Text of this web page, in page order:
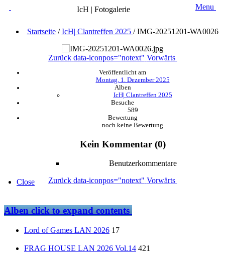
IcH | Fotogalerie Menu
Startseite/IcH| Clantreffen 2025 /IMG-20251201-WA0026
Zurück data-iconpos="notext" Vorwärts
Veröffentlicht am
Montag, 1. Dezember 2025
Alben
IcH| Clantreffen 2025
Besuche
589
Bewertung
noch keine Bewertung
Kein Kommentar (0)
Benutzerkommentare
Zurück data-iconpos="notext" Vorwärts
Close
Albenclick to expand contents
Lord of Games LAN 2026 17
FRAG HOUSE LAN 2026 Vol.14 421